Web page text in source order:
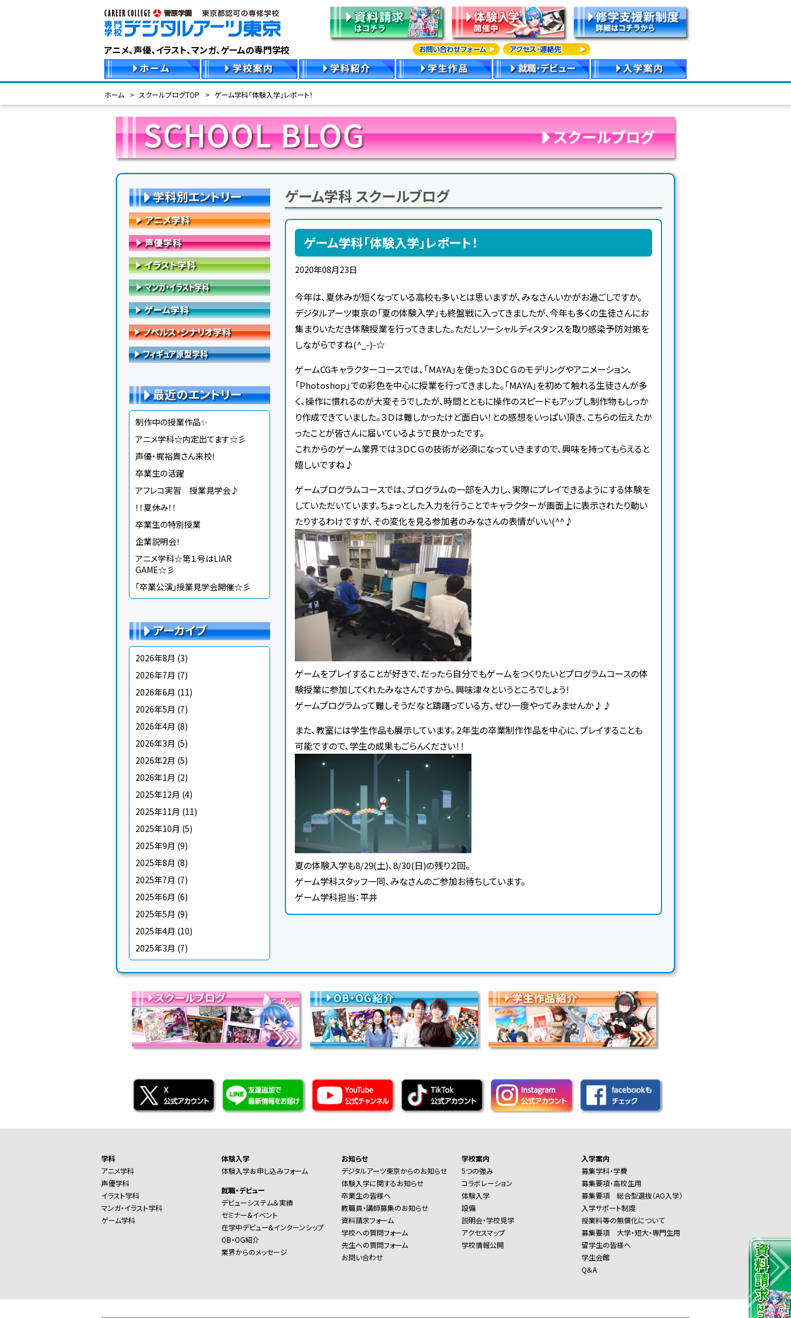
アニメ、声優、イラスト、マンガ、ゲームの専門学校
ホーム スクールブログTOP ゲーム学科「体験入学」レポート！
学科別エントリー
最近のエントリー
制作中の授業作品✨
アニメ学科☆内定出てます☆彡
声優・梶裕貴さん来校！
卒業生の活躍
アフレコ実習 授業見学会♪
！！夏休み！！
卒業生の特別授業
企業説明会！
アニメ学科☆第１号はLIAR
GAME☆彡
「卒業公演」授業見学会開催☆彡
アーカイブ
2026年8月 (3)
2026年7月 (7)
2026年6月 (11)
2026年5月 (7)
2026年4月 (8)
2026年3月 (5)
2026年2月 (5)
2026年1月 (2)
2025年12月 (4)
2025年11月 (11)
2025年10月 (5)
2025年9月 (9)
2025年8月 (8)
2025年7月 (7)
2025年6月 (6)
2025年5月 (9)
2025年4月 (10)
2025年3月 (7)
ゲーム学科 スクールブログ
ゲーム学科「体験入学」レポート！
2020年08月23日
今年は、夏休みが短くなっている高校も多いとは思いますが、みなさんいかがお過ごしですか。
デジタルアーツ東京の「夏の体験入学」も終盤戦に入ってきましたが、今年も多くの生徒さんにお
集まりいただき体験授業を行ってきました。ただしソーシャルディスタンスを取り感染予防対策を
しながらですね(^_-)-☆
ゲームCGキャラクターコースでは、「MAYA」を使った３ＤＣＧのモデリングやアニメーション、
「Photoshop」での彩色を中心に授業を行ってきました。「MAYA」を初めて触れる生徒さんが多
く、操作に慣れるのが大変そうでしたが、時間とともに操作のスピードもアップし制作物もしっか
り作成できていました。３Ｄは難しかったけど面白い！との感想をいっぱい頂き、こちらの伝えたか
ったことが皆さんに届いているようで良かったです。
これからのゲーム業界では３ＤＣＧの技術が必須になっていきますので、興味を持ってもらえると
嬉しいですね♪
ゲームプログラムコースでは、プログラムの一部を入力し、実際にプレイできるようにする体験を
していただいています。ちょっとした入力を行うことでキャラクターが画面上に表示されたり動い
たりするわけですが、その変化を見る参加者のみなさんの表情がいい(^^♪
ゲームをプレイすることが好きで、だったら自分でもゲームをつくりたいとプログラムコースの体
験授業に参加してくれたみなさんですから、興味津々というところでしょう！
ゲームプログラムって難しそうだなと躊躇っている方、ぜひ一度やってみませんか♪♪
また、教室には学生作品も展示しています。２年生の卒業制作作品を中心に、プレイすることも
可能ですので、学生の成果もごらんください！！
夏の体験入学も8/29(土)、8/30(日)の残り２回。
ゲーム学科スタッフ一同、みなさんのご参加お待ちしています。
ゲーム学科担当：平井
学科
アニメ学科
声優学科
イラスト学科
マンガ・イラスト学科
ゲーム学科
体験入学
体験入学お申し込みフォーム
就職・デビュー
デビューシステム＆実績
セミナー&イベント
在学中デビュー&インターンシップ
OB・OG紹介
業界からのメッセージ
お知らせ
デジタルアーツ東京からのお知らせ
体験入学に関するお知らせ
卒業生の皆様へ
教職員・講師募集のお知らせ
資料請求フォーム
学校への質問フォーム
先生への質問フォーム
お問い合わせ
学校案内
5つの強み
コラボレーション
体験入学
設備
説明会・学校見学
アクセスマップ
学校情報公開
入学案内
募集学科・学費
募集要項・高校生用
募集要項 総合型選抜（AO入学）
入学サポート制度
授業料等の無償化について
募集要項 大学・短大・専門生用
留学生の皆様へ
学生会館
Q＆A